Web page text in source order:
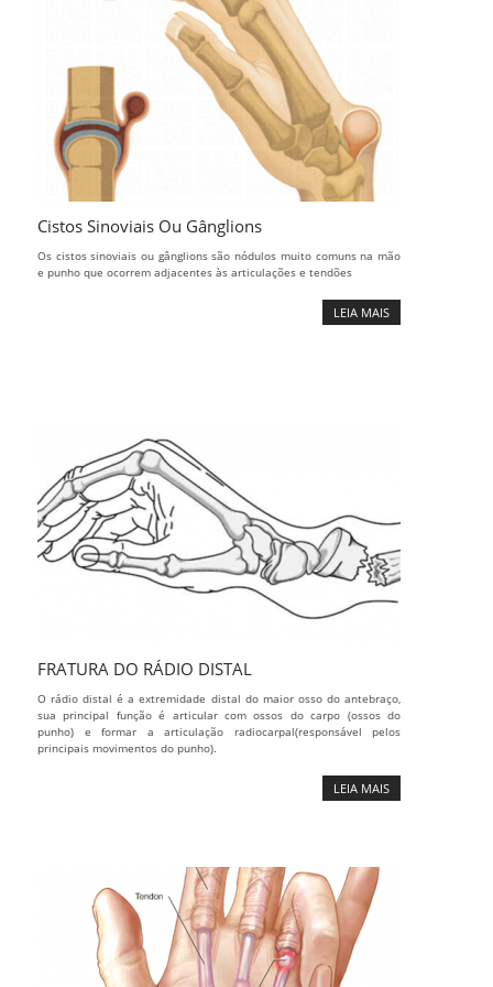
Cistos Sinoviais Ou Gânglions
Os cistos sinoviais ou gânglions são nódulos muito comuns na mão
e punho que ocorrem adjacentes às articulações e tendões
LEIA MAIS
FRATURA DO RÁDIO DISTAL
O rádio distal é a extremidade distal do maior osso do antebraço,
sua principal função é articular com ossos do carpo (ossos do
punho) e formar a articulação radiocarpal(responsável pelos
principais movimentos do punho).
LEIA MAIS